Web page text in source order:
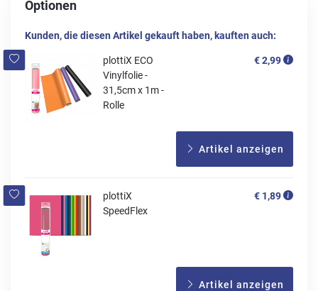
Optionen
Kunden, die diesen Artikel gekauft haben, kauften auch:
plottiX ECO
Vinylfolie -
31,5cm x 1m -
Rolle
€ 2,99
Artikel anzeigen
plottiX
SpeedFlex
€ 1,89
Artikel anzeigen